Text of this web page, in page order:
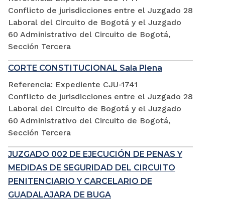
Conflicto de jurisdicciones entre el Juzgado 28
Laboral del Circuito de Bogotá y el Juzgado
60 Administrativo del Circuito de Bogotá,
Sección Tercera
CORTE CONSTITUCIONAL Sala Plena
Referencia: Expediente CJU-1741
Conflicto de jurisdicciones entre el Juzgado 28
Laboral del Circuito de Bogotá y el Juzgado
60 Administrativo del Circuito de Bogotá,
Sección Tercera
JUZGADO 002 DE EJECUCIÓN DE PENAS Y
MEDIDAS DE SEGURIDAD DEL CIRCUITO
PENITENCIARIO Y CARCELARIO DE
GUADALAJARA DE BUGA